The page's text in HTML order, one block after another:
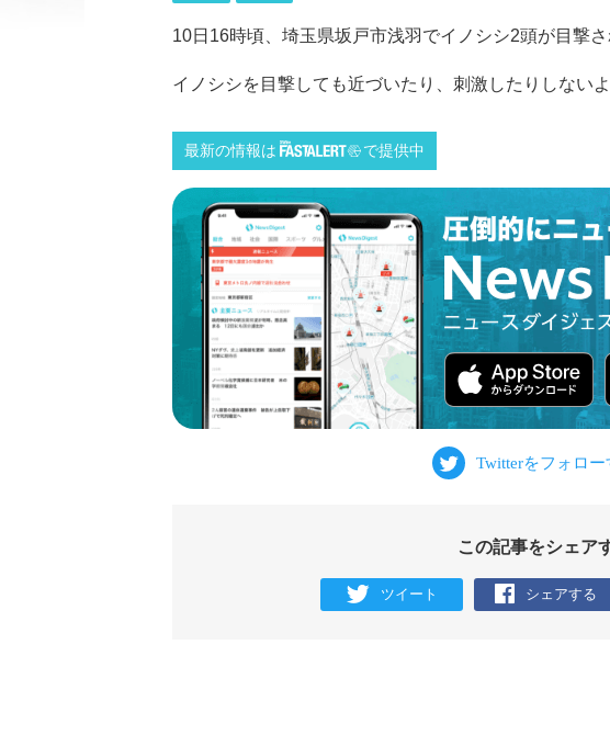
10日16時頃、埼玉県坂戸市浅羽でイノシシ2頭が目撃
イノシシを目撃しても近づいたり、刺激したりしないよ
最新の情報は で提供中
この記事をシェア
ツイート シェアする